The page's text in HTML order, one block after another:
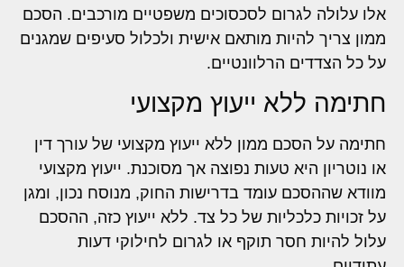
אלו עלולה לגרום לסכסוכים משפטיים מורכבים. הסכם
ממון צריך להיות מותאם אישית ולכלול סעיפים שמגנים
על כל הצדדים הרלוונטיים.
חתימה ללא ייעוץ מקצועי
חתימה על הסכם ממון ללא ייעוץ מקצועי של עורך דין
או נוטריון היא טעות נפוצה אך מסוכנת. ייעוץ מקצועי
מוודא שההסכם עומד בדרישות החוק, מנוסח נכון, ומגן
על זכויות כלכליות של כל צד. ללא ייעוץ כזה, ההסכם
עלול להיות חסר תוקף או לגרום לחילוקי דעות